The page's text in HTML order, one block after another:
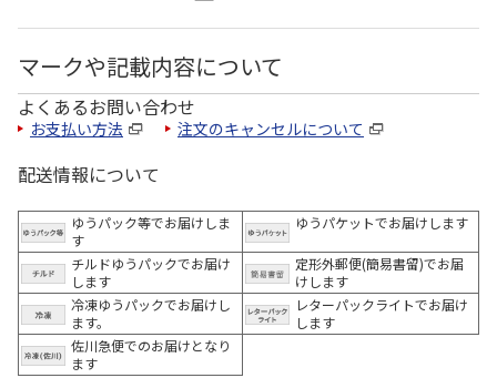
マークや記載内容について
よくあるお問い合わせ
お支払い方法 注文のキャンセルについて
配送情報について
ゆうパック等でお届けしま
す
ゆうパケットでお届けします
チルドゆうパックでお届け
します
定形外郵便(簡易書留)でお届
けします
冷凍ゆうパックでお届けし
ます。
レターパックライトでお届け
します
佐川急便でのお届けとなり
ます